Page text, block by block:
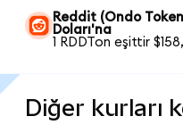
Reddit (Ondo
Doları'na
1 RDDTon eşittir
Diğer kurları